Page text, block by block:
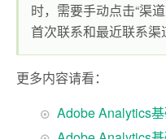
时，需要手动点击“渠
首次联系和最近联系渠
更多内容请看：
Adobe Analytics